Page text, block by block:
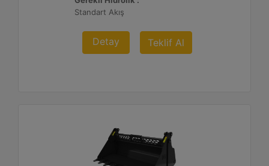
Standart Akış
Detay Teklif Al